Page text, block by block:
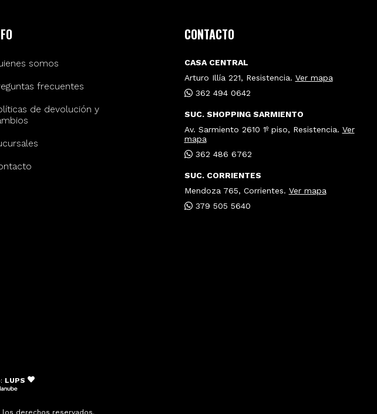
somos
frecuentes
de devolución y
CONTACTO
CASA CENTRAL
Arturo Illía 221, Resistencia. Ver mapa
362 494 0642
SUC. SHOPPING SARMIENTO
Av. Sarmiento 2610 1º piso, Resistencia. Ver
mapa
362 486 6762
SUC. CORRIENTES
Mendoza 765, Corrientes. Ver mapa
379 505 5640
LUPS
los derechos reservados.